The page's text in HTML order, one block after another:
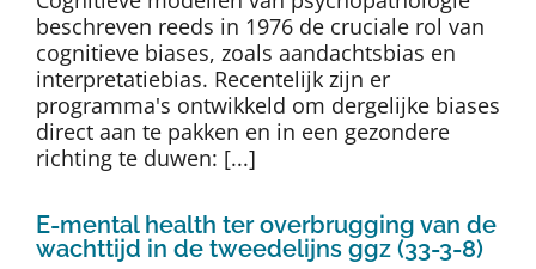
Auteurs
TDT Overzicht
Over Dth
Contact
beschreven reeds in 1976 de cruciale rol van
cognitieve biases, zoals aandachtsbias en
interpretatiebias. Recentelijk zijn er
programma's ontwikkeld om dergelijke biases
direct aan te pakken en in een gezondere
richting te duwen: [...]
E-mental health ter overbrugging van de
wachttijd in de tweedelijns ggz (33-3-8)